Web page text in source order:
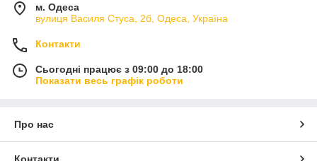
м. Одеса
вулиця Василя Стуса, 2б, Одеса, Україна
Контакти
Сьогодні працює з 09:00 до 18:00
Показати весь графік роботи
Про нас